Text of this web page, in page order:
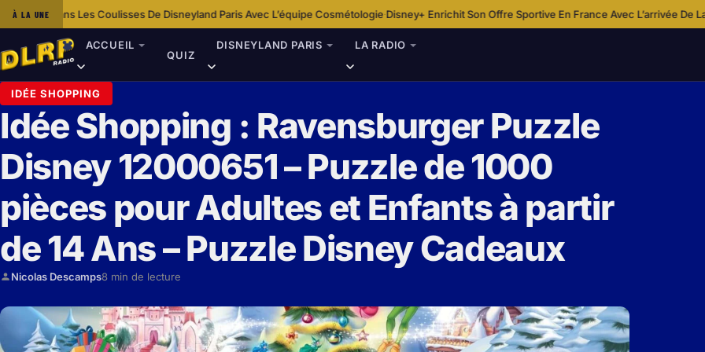
À LA UNE
Coulisses De Disneyland Paris Avec L’équipe Cosmétologie·Disney+ Enrichit Son Offre Sportive En France Avec L’arrivée De Laliga· Idée
ACCUEIL
QUIZ
DISNEYLAND PARIS LA RADIO
IDÉE SHOPPING
Idée Shopping : Ravensburger Puzzle
Disney 12000651 – Puzzle de 1000
pièces pour Adultes et Enfants à partir
de 14 Ans – Puzzle Disney Cadeaux
Nicolas Descamps8 min de lecture